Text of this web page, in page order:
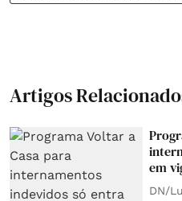
Artigos
em
DN/